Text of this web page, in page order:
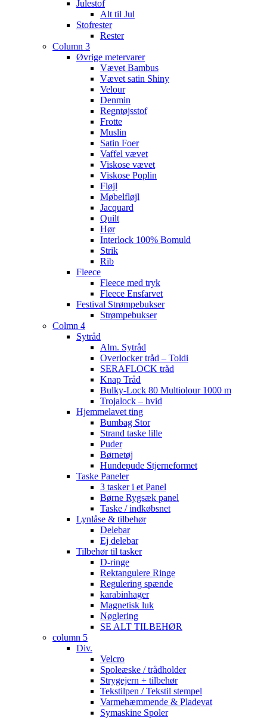
Julestof
Alt til Jul
Stofrester
Rester
Column 3
Øvrige metervarer
Vævet Bambus
Vævet satin Shiny
Velour
Denmin
Regntøjsstof
Frotte
Muslin
Satin Foer
Vaffel vævet
Viskose vævet
Viskose Poplin
Fløjl
Møbelfløjl
Jacquard
Quilt
Hør
Interlock 100% Bomuld
Strik
Rib
Fleece
Fleece med tryk
Fleece Ensfarvet
Festival Strømpebukser
Strømpebukser
Colmn 4
Sytråd
Alm. Sytråd
Overlocker tråd – Toldi
SERAFLOCK tråd
Knap Tråd
Bulky-Lock 80 Multiolour 1000 m
Trojalock – hvid
Hjemmelavet ting
Bumbag Stor
Strand taske lille
Puder
Børnetøj
Hundepude Stjerneformet
Taske Paneler
3 tasker i et Panel
Børne Rygsæk panel
Taske / indkøbsnet
Lynlåse & tilbehør
Delebar
Ej delebar
Tilbehør til tasker
D-ringe
Rektangulere Ringe
Regulering spænde
karabinhager
Magnetisk luk
Nøglering
SE ALT TILBEHØR
column 5
Div.
Velcro
Spoleæske / trådholder
Strygejern + tilbehør
Tekstilpen / Tekstil stempel
Varmehæmmende & Pladevat
Symaskine Spoler